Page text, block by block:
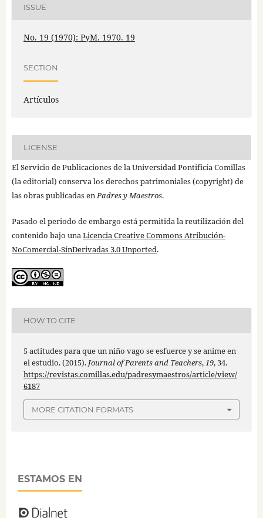
ISSUE
No. 19 (1970): PyM. 1970. 19
SECTION
Artículos
LICENSE
El Servicio de Publicaciones de la Universidad Pontificia Comillas
(la editorial) conserva los derechos patrimoniales (copyright) de
las obras publicadas enPadres y Maestros.
Pasado el periodo de embargo está permitida la reutilización del
contenido bajo unaLicencia Creative Commons Atribución-
NoComercial-SinDerivadas 3.0 Unported.
HOW TO CITE
5 actitudes para que un niño vago se esfuerce y se anime en
el estudio. (2015). Journal of Parents and Teachers,19, 34.
https://revistas.comillas.edu/padresymaestros/article/view/
6187
MORE CITATION FORMATS
ESTAMOS EN